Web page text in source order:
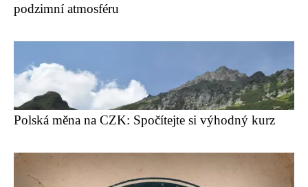
podzimní atmosféru
Polská měna na CZK: Spočítejte si výhodný kurz